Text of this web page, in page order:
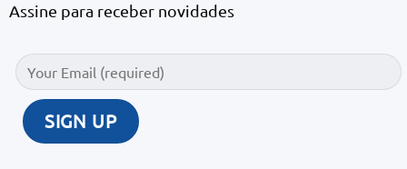
Assine para receber novidades